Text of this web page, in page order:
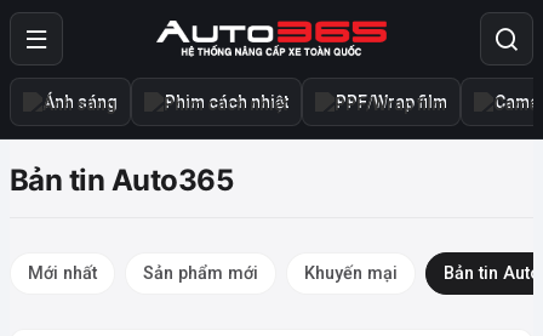
Ánh sáng Phim cách nhiệt PPF/Wrap film
Bản tin Auto365
Mới nhất Sản phẩm mới Khuyến mại Bản tin